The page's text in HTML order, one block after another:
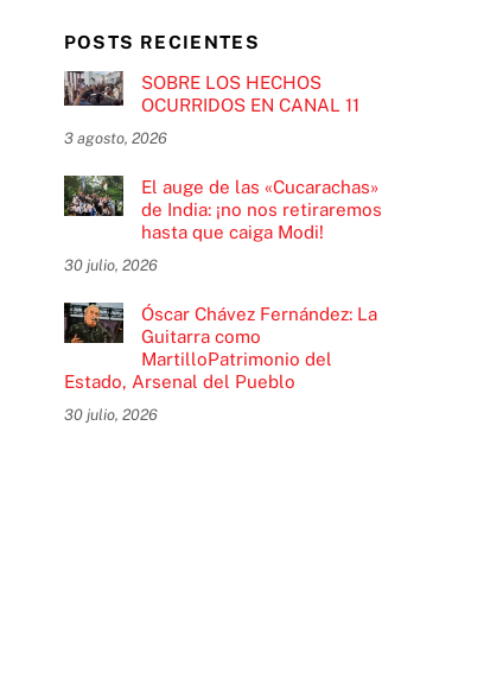
POSTS RECIENTES
SOBRE LOS HECHOS
OCURRIDOS EN CANAL 11
3 agosto, 2026
El auge de las «Cucarachas»
de India: ¡no nos retiraremos
hasta que caiga Modi!
30 julio, 2026
Óscar Chávez Fernández: La
Guitarra como
MartilloPatrimonio del
Estado, Arsenal del Pueblo
30 julio, 2026